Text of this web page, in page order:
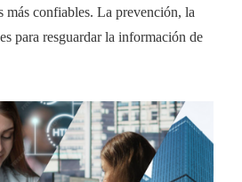
confiables. La prevención, la
para resguardar la información de